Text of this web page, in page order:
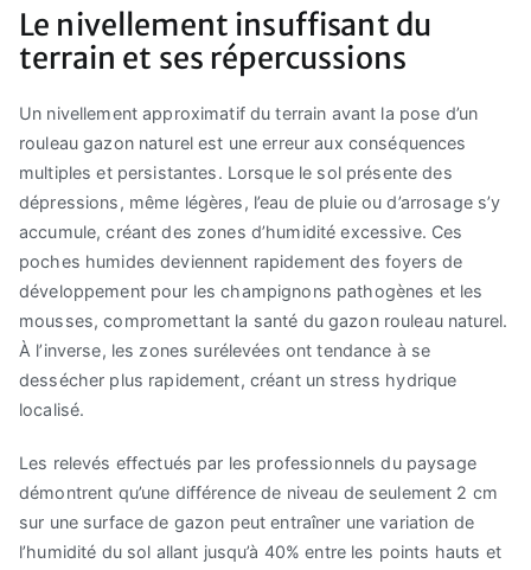
Le nivellement insuffisant du
terrain et ses répercussions
Un nivellement approximatif du terrain avant la pose d’un
rouleau gazon naturel est une erreur aux conséquences
multiples et persistantes. Lorsque le sol présente des
dépressions, même légères, l’eau de pluie ou d’arrosage s’y
accumule, créant des zones d’humidité excessive. Ces
poches humides deviennent rapidement des foyers de
développement pour les champignons pathogènes et les
mousses, compromettant la santé du gazon rouleau naturel.
À l’inverse, les zones surélevées ont tendance à se
dessécher plus rapidement, créant un stress hydrique
localisé.
Les relevés effectués par les professionnels du paysage
démontrent qu’une différence de niveau de seulement 2 cm
sur une surface de gazon peut entraîner une variation de
l’humidité du sol allant jusqu’à 40% entre les points hauts et